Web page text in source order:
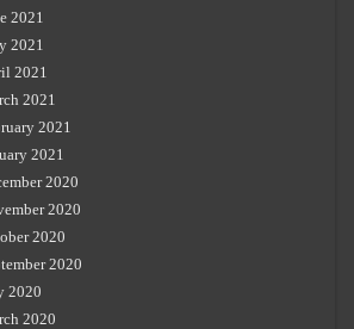
2021
2021
2021
2021
2021
2021
2020
2020
2020
2020
2020
2020